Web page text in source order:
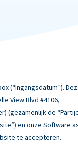
(“Ingangsdatum”).
View Blvd #4106,
(gezamenlijk de
en onze Software
te accepteren.